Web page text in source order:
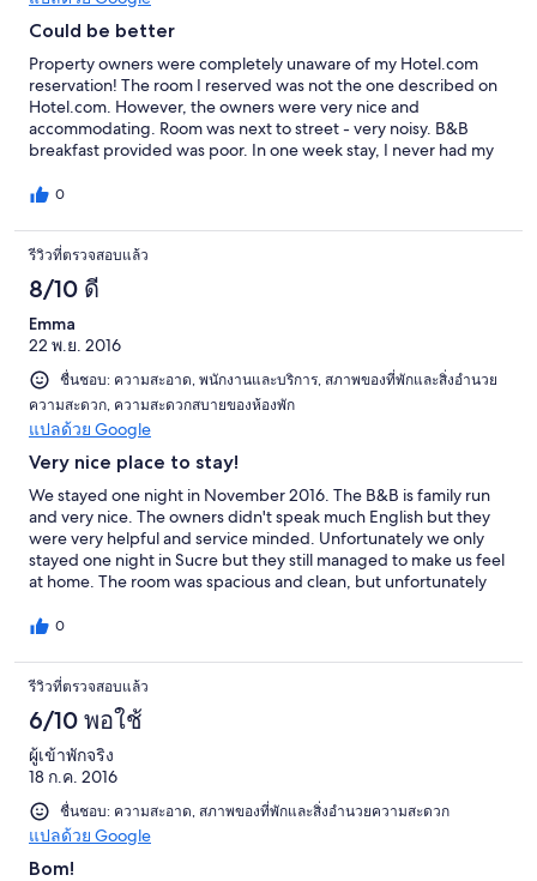
Could be better
Property owners were completely unaware of my Hotel.com
reservation! The room I reserved was not the one described on
Hotel.com. However, the owners were very nice and
accommodating. Room was next to street - very noisy. B&B
breakfast provided was poor. In one week stay, I never had my
would not recommend....better options available.
0
รีวิวที่ตรวจสอบแล้ว
8/10 ดี
Emma
22 พ.ย. 2016
ชื่นชอบ: ความสะอาด, พนักงานและบริการ, สภาพของที่พักและสิ่งอำนวย
ความสะดวก, ความสะดวกสบายของห้องพัก
แปลด้วย Google
Very nice place to stay!
We stayed one night in November 2016. The B&B is family run
and very nice. The owners didn't speak much English but they
were very helpful and service minded. Unfortunately we only
stayed one night in Sucre but they still managed to make us feel
at home. The room was spacious and clean, but unfortunately
areas. Breakfast was included (even though it didn't say so on
juice and coffee/tea. We were allowed to store food in the
fridge and use the kitchen whenever. There were also nice
sitting areas in the courtyard. We took one of the official mini
buses from the Airport to the city center, it took about 45min
and was very cheap and felt safe. The city centre was a 5 minute
walk away from the hotel. There is a bus stop a block away from
the main square (also 5min walk from the hotel) and from there
you can catch the minibus (no 4) to Cal Orck'o. The main bus
station (from which buses deparat to other big cities) is around
30min walk from the hotel. We had a very pleasant stay and I'd
0
รีวิวที่ตรวจสอบแล้ว
6/10 พอใช้
ผู้เข้าพักจริง
18 ก.ค. 2016
ชื่นชอบ: ความสะอาด, สภาพของที่พักและสิ่งอำนวยความสะดวก
แปลด้วย Google
Bom!